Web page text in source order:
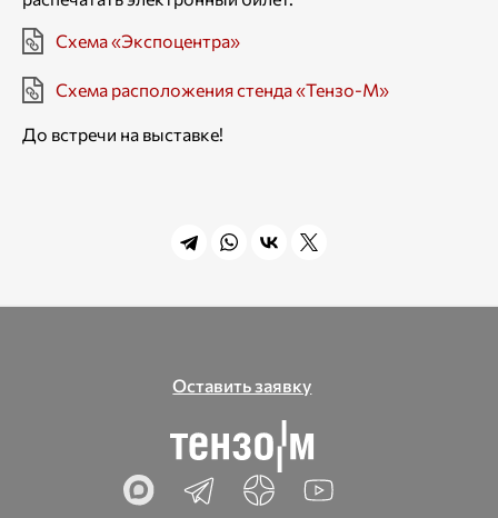
Схема «Экспоцентра»
Схема расположения стенда «Тензо-М»
До встречи на выставке!
Оставить заявку